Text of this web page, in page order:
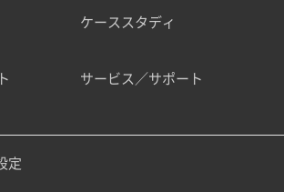
ケーススタディ
サービス／サポート
定